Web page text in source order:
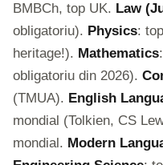
BMBCh, top UK. Law
obligatoriu). Physics:
heritage!). Mathematics
obligatoriu din 2026).
(TMUA). English
mondial (Tolkien, CS
mondial. Modern